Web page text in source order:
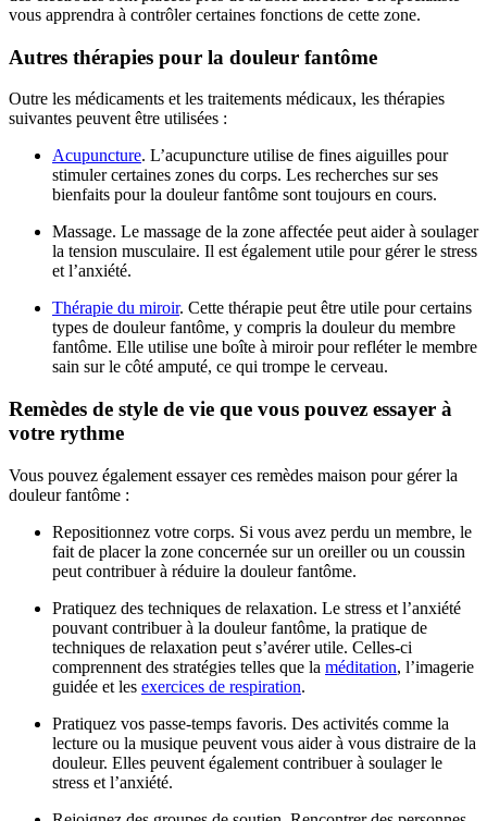
vous apprendra à contrôler certaines fonctions de cette zone.
Autres thérapies pour la douleur fantôme
Outre les médicaments et les traitements médicaux, les thérapies
suivantes peuvent être utilisées :
Acupuncture. L’acupuncture utilise de fines aiguilles pour
stimuler certaines zones du corps. Les recherches sur ses
bienfaits pour la douleur fantôme sont toujours en cours.
Massage. Le massage de la zone affectée peut aider à soulager
la tension musculaire. Il est également utile pour gérer le stress
et l’anxiété.
Thérapie du miroir. Cette thérapie peut être utile pour certains
types de douleur fantôme, y compris la douleur du membre
fantôme. Elle utilise une boîte à miroir pour refléter le membre
sain sur le côté amputé, ce qui trompe le cerveau.
Remèdes de style de vie que vous pouvez essayer à
votre rythme
Vous pouvez également essayer ces remèdes maison pour gérer la
douleur fantôme :
Repositionnez votre corps. Si vous avez perdu un membre, le
fait de placer la zone concernée sur un oreiller ou un coussin
peut contribuer à réduire la douleur fantôme.
Pratiquez des techniques de relaxation. Le stress et l’anxiété
pouvant contribuer à la douleur fantôme, la pratique de
techniques de relaxation peut s’avérer utile. Celles-ci
comprennent des stratégies telles que la méditation, l’imagerie
guidée et les exercices de respiration.
Pratiquez vos passe-temps favoris. Des activités comme la
lecture ou la musique peuvent vous aider à vous distraire de la
douleur. Elles peuvent également contribuer à soulager le
stress et l’anxiété.